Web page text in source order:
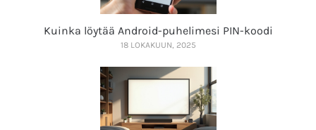
Kuinka löytää Android-puhelimesi PIN-koodi
18 LOKAKUUN, 2025